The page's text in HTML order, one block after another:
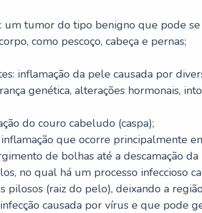
um tumor do tipo benigno que pode
como pescoço, cabeça e pernas;
inflamação da pele causada por
genética, alterações hormonais,
do couro cabeludo (caspa);
inflamação que ocorre principalmente
de bolhas até a descamação da
no qual há um processo infeccioso
pilosos (raiz do pelo), deixando a
causada por vírus e que pode